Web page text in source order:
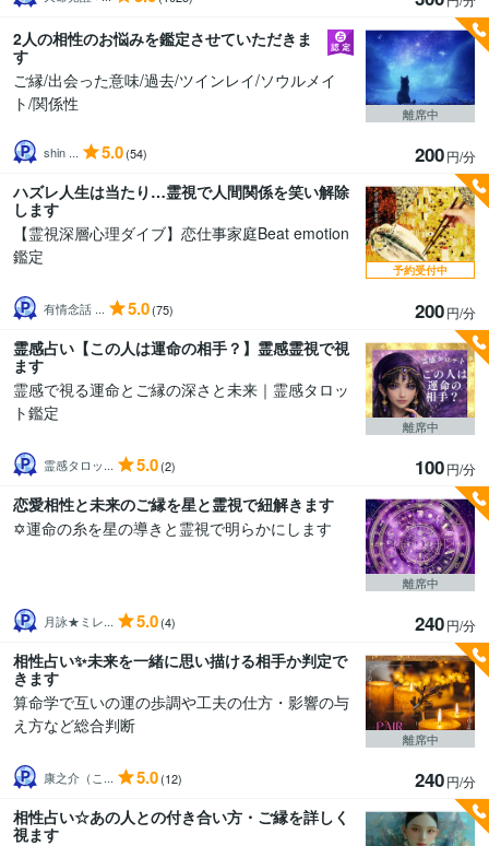
2人の相性のお悩みを鑑定させていただきま
す
ご縁/出会った意味/過去/ツインレイ/ソウルメイ
ト/関係性
shin ... 5.0(54) 200円/分
離席中
ハズレ人生は当たり…霊視で人間関係を笑い解除
します
【霊視深層心理ダイブ】恋仕事家庭Beat emotion
鑑定
有情念話 ... 5.0(75) 200円/分
予約受付中
霊感占い【この人は運命の相手？】霊感霊視で視
ます
霊感で視る運命とご縁の深さと未来｜霊感タロッ
ト鑑定
霊感タロッ... 5.0(2) 100円/分
離席中
恋愛相性と未来のご縁を星と霊視で紐解きます
✡運命の糸を星の導きと霊視で明らかにします
月詠★ミレ... 5.0(4) 240円/分
離席中
相性占い✨未来を一緒に思い描ける相手か判定で
きます
算命学で互いの運の歩調や工夫の仕方・影響の与
え方など総合判断
康之介（こ... 5.0(12) 240円/分
離席中
相性占い☆あの人との付き合い方・ご縁を詳しく
視ます